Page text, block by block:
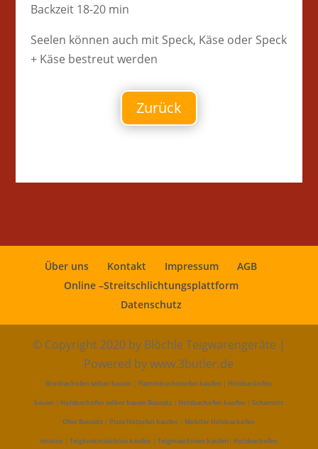
Backzeit 18-20 min
Seelen können auch mit Speck, Käse oder Speck
+ Käse bestreut werden
Zurück
Über uns Kontakt Impressum
AGB
Online –Streitschlichtungsplattform
Datenschutz
© Copyright 2020 by Blöchle Teigwarengeräte |
Powered by www.3butler.de
Brotbackofen selber bauen | Flammkuchenofen kaufen | Holzbackofen
bauen | Holzbackofen selber bauen Bausatz | Holzbackofen kaufen |Schamott
Ofen Bausatz | Pizza Holzofen kaufen | Mobiler Holzbackofen
mieten| Teigknetmaschine kaufen| Teigmaschinen kaufen| Holzbackofen